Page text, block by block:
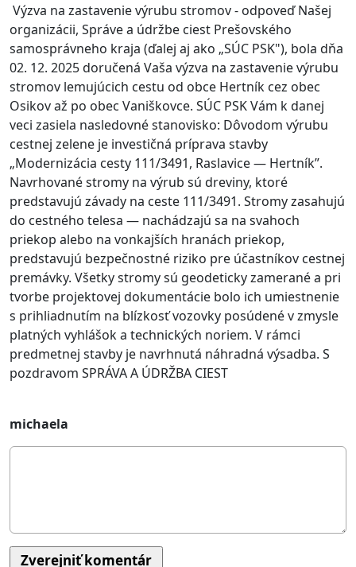
Výzva na zastavenie výrubu stromov - odpoveď Našej
organizácii, Správe a údržbe ciest Prešovského
samosprávneho kraja (ďalej aj ako „SÚC PSK"), bola dňa
02. 12. 2025 doručená Vaša výzva na zastavenie výrubu
stromov lemujúcich cestu od obce Hertník cez obec
Osikov až po obec Vaniškovce. SÚC PSK Vám k danej
veci zasiela nasledovné stanovisko: Dôvodom výrubu
cestnej zelene je investičná príprava stavby
„Modernizácia cesty 111/3491, Raslavice — Hertník”.
Navrhované stromy na výrub sú dreviny, ktoré
predstavujú závady na ceste 111/3491. Stromy zasahujú
do cestného telesa — nachádzajú sa na svahoch
priekop alebo na vonkajších hranách priekop,
predstavujú bezpečnostné riziko pre účastníkov cestnej
premávky. Všetky stromy sú geodeticky zamerané a pri
tvorbe projektovej dokumentácie bolo ich umiestnenie
s prihliadnutím na blízkosť vozovky posúdené v zmysle
platných vyhlášok a technických noriem. V rámci
predmetnej stavby je navrhnutá náhradná výsadba. S
pozdravom SPRÁVA A ÚDRŽBA CIEST
michaela